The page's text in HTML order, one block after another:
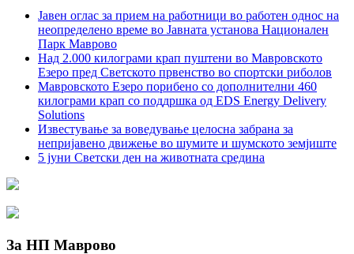
Јавен оглас за прием на работници во работен однос на
неопределено време во Јавната установа Национален
Парк Маврово
Над 2.000 килограми крап пуштени во Мавровското
Езеро пред Светското првенство во спортски риболов
Мавровското Езеро порибено со дополнителни 460
килограми крап со поддршка од EDS Energy Delivery
Solutions
Известување за воведување целосна забрана за
непријавено движење во шумите и шумското земјиште
5 јуни Светски ден на животната средина
За НП Маврово